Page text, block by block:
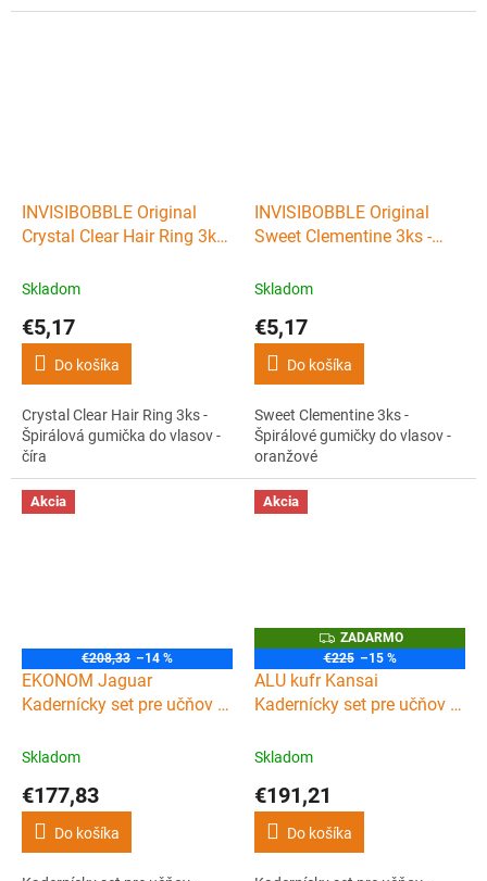
INVISIBOBBLE Original
Crystal Clear Hair Ring 3ks
vlasov - číra
Skladom
€5,17
Do košíka
Crystal Clear Hair Ring 3ks -
Špirálová gumička do vlasov -
číra
INVISIBOBBLE Original
Sweet Clementine 3ks -
vlasov - oranžové
Skladom
€5,17
Do košíka
Sweet Clementine 3ks -
Špirálové gumičky do vlasov -
oranžové
Akcia
€208,33 –14 %
EKONOM Jaguar
Kadernícky set pre učňov -
pre pravákov
Skladom
€177,83
Do košíka
Akcia
Z
A
D
A
R
M
ZADARMO
€225 –15 %
ALU kufr Kansai
Kadernícky set pre učňov -
vybavením pre pravákov
Skladom
€191,21
Do košíka